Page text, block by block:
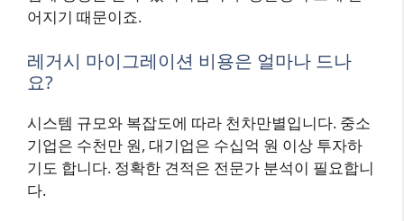
어지기 때문이죠.
레거시 마이그레이션 비용은 얼마나 드나
요?
시스템 규모와 복잡도에 따라 천차만별입니다. 중소
기업은 수천만 원, 대기업은 수십억 원 이상 투자하
기도 합니다. 정확한 견적은 전문가 분석이 필요합니
다.